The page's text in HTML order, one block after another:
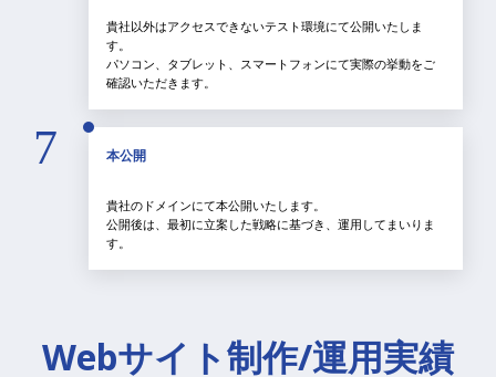
貴社以外はアクセスできないテスト環境にて公開いたしま
す。
パソコン、タブレット、スマートフォンにて実際の挙動をご
確認いただきます。
7 本公開
貴社のドメインにて本公開いたします。
公開後は、最初に立案した戦略に基づき、運用してまいりま
す。
Webサイト制作/運用実績